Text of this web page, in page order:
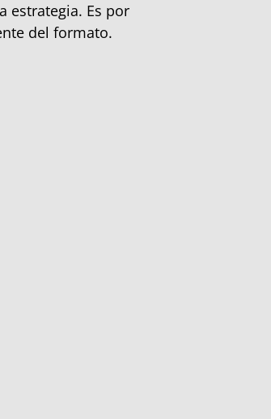
estrategia. Es por
del formato.